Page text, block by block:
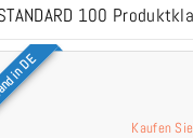
100
in DE
Kaufen